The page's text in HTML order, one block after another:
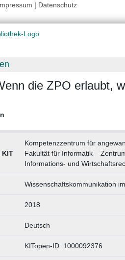
| Datenschutz
die ZPO erlaubt,
Kompetenzzentrum für
Fakultät für Informatik –
Informations- und
Wissenschaftskommunikation
2018
Deutsch
KITopen-ID: 1000092376